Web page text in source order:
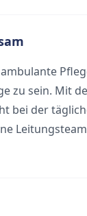
zu sein. Mit
bei der
Deckner legt